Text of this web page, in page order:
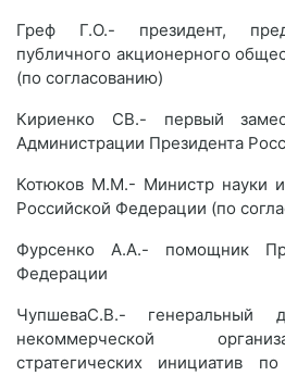
Греф Г.О.- президент,
публичного акционерного
(по согласованию)
Кириенко СВ.- первый
Администрации Президента
Котюков М.М.- Министр науки
Российской Федерации (по
Фурсенко А.А.- помощник
Федерации
ЧупшеваС.В.- генеральный
некоммерческой
стратегических инициатив